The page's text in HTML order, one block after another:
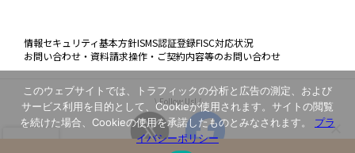
情報セキュリティ基本方針ISMS認証登録FISC対応状況
お問い合わせ・資料請求操作・ご契約内容等のお問い合わせ
\ Follow Us! /
このウェブサイトでは、トラフィックの分析と広告の測定、および
サービス利用を目的として、Cookieが使用されます。サイトの閲覧
を続けた場合、Cookieの使用を承諾したものとみなされます。 プラ
イバシーポリシー